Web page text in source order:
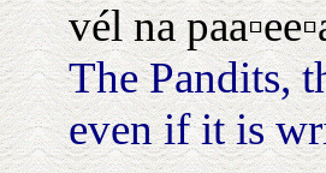
vél na
The Pandits,
even if it is